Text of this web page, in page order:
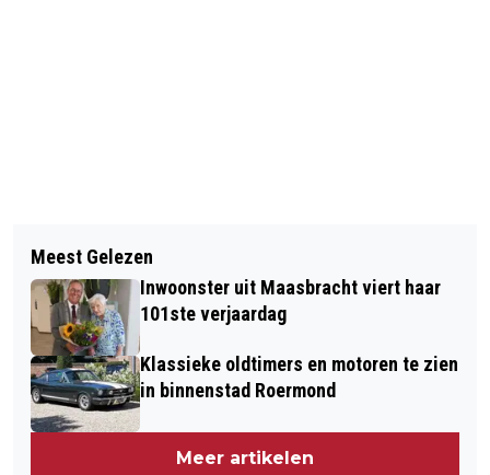
AANGEPASTE OPENINGSTIJDEN VAN
GEMEENTE MAASGOUW TIJDENS
FEESTDAGEN
VOETBALVELDEN EN TENNISBANEN IN
LINNE GERENOVEERD
Meest Gelezen
Inwoonster uit Maasbracht viert haar
101ste verjaardag
Klassieke oldtimers en motoren te zien
in binnenstad Roermond
Meer artikelen